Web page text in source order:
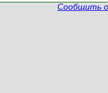
Сообщить о